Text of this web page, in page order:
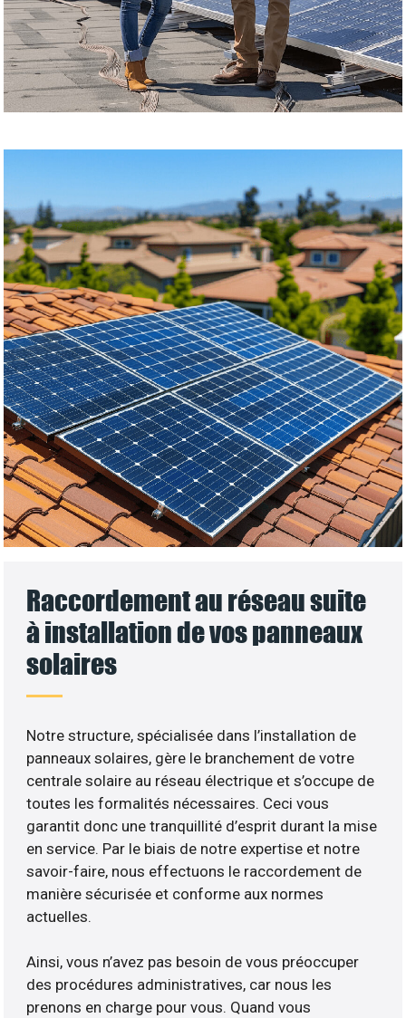
Raccordement au réseau suite
à installation de vos panneaux
solaires
Notre structure, spécialisée dans l’installation de
panneaux solaires, gère le branchement de votre
centrale solaire au réseau électrique et s’occupe de
toutes les formalités nécessaires. Ceci vous
garantit donc une tranquillité d’esprit durant la mise
en service. Par le biais de notre expertise et notre
savoir-faire, nous effectuons le raccordement de
manière sécurisée et conforme aux normes
actuelles.
Ainsi, vous n’avez pas besoin de vous préoccuper
des procédures administratives, car nous les
prenons en charge pour vous. Quand vous